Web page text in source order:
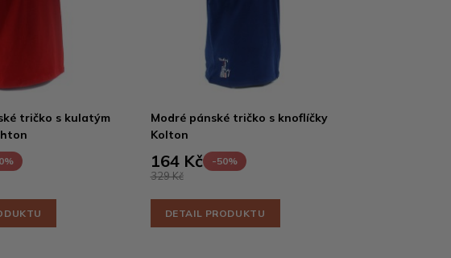
tričko s kulatým
Modré pánské tričko s knoflíčky
Kolton
164 Kč -50%
329 Kč
DETAIL PRODUKTU